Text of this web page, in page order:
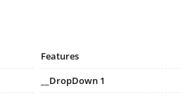
Features
__DropDown 1